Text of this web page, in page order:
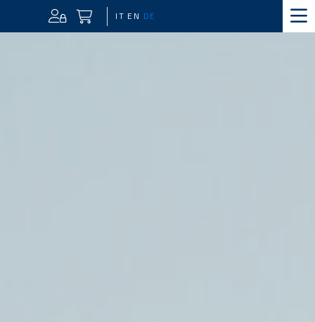
IT EN DE